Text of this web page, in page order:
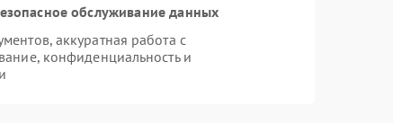
обслуживание данных
аккуратная работа с
конфиденциальность и